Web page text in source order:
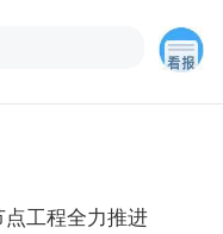
工程全力推进